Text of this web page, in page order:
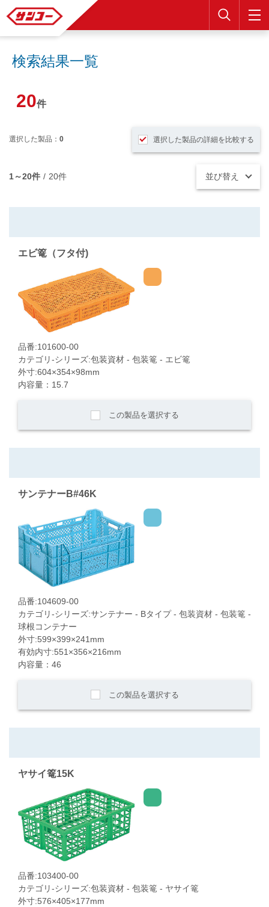
検索
検索結果一覧
20件
選択した製品： 0 選択した製品の詳細を比較する
1～20件 / 20件 並び替え
エビ篭（フタ付)
品番:101600-00
カテゴリ-シリーズ:包装資材 - 包装篭 - エビ篭
外寸:604×354×98mm
内容量：15.7
この製品を選択する
サンテナーB#46K
品番:104609-00
カテゴリ-シリーズ:サンテナー - Bタイプ - 包装資材 - 包装篭 -
球根コンテナー
外寸:599×399×241mm
有効内寸:551×356×216mm
内容量：46
この製品を選択する
ヤサイ篭15K
品番:103400-00
カテゴリ-シリーズ:包装資材 - 包装篭 - ヤサイ篭
外寸:576×405×177mm